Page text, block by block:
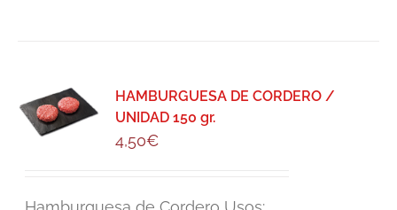
HAMBURGUESA DE CORDERO /
UNIDAD 150 gr.
4,50€